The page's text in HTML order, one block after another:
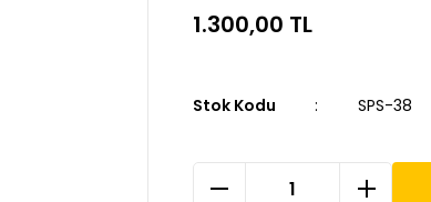
1.300,00 TL
Stok Kodu SPS-38